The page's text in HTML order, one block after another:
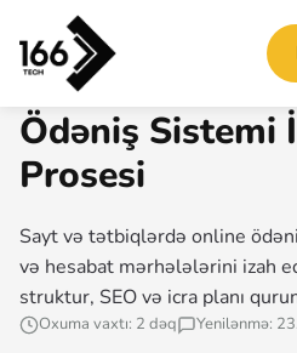
Ana səhifə/ Ödəniş Sistemi İnteqrasiya
166 TECH MƏQALƏ
Ödəniş Sistemi
Prosesi
Sayt və tətbiqlərdə online
və hesabat mərhələlərini izah
struktur, SEO və icra planı
Oxuma vaxtı: 2 dəq Yenilənmə: